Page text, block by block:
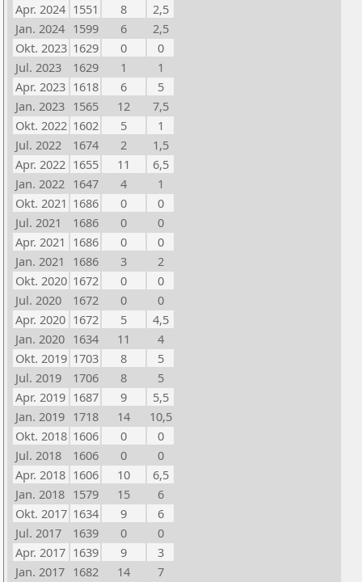
Apr. 2024 1551 8
2,5
Jan. 2024 1599 6
2,5
Okt. 2023 1629 0
0
Jul. 2023
1629 1
1
Apr. 2023 1618 6
5
Jan. 2023 1565 12
7,5
Okt. 2022 1602 5
1
Jul. 2022
1674 2
1,5
Apr. 2022 1655 11
6,5
Jan. 2022 1647 4
1
Okt. 2021 1686 0
0
Jul. 2021
1686 0
0
Apr. 2021 1686 0
0
Jan. 2021
1686 3
2
Okt. 2020 1672 0
0
Jul. 2020
1672 0
0
Apr. 2020 1672 5
4,5
Jan. 2020 1634 11
4
Okt. 2019 1703 8
5
Jul. 2019
1706 8
5
Apr. 2019 1687 9
5,5
Jan. 2019 1718 14
10,5
Okt. 2018 1606 0
0
Jul. 2018
1606 0
0
Apr. 2018 1606 10
6,5
Jan. 2018 1579 15
6
Okt. 2017 1634 9
6
Jul. 2017
1639 0
0
Apr. 2017 1639 9
3
Jan. 2017 1682 14
7